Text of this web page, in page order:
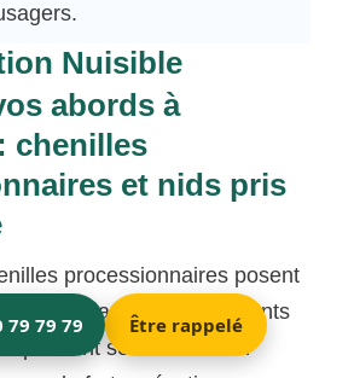
Nuisible
abords à
chenilles
et nids pris
processionnaires posent
car les poils urticants
peuvent se détacher en